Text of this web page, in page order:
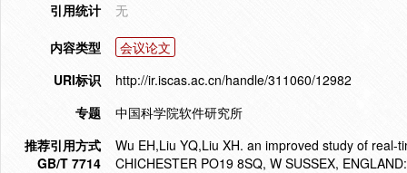
引用统计
无
内容类型
会议论文
URI标识
http://ir.iscas.ac.cn/handle/311060/12982
专题
中国科学院软件研究所
推荐引用方式
GB/T 7714
Wu EH,Liu YQ,Liu XH. an improved study of real-
CHICHESTER PO19 8SQ, W SUSSEX,